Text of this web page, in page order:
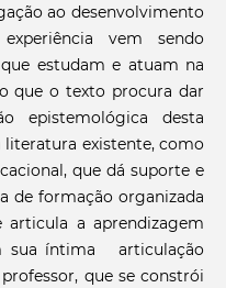
ao desenvolvimento
vem sendo
estudam e atuam na
que o texto procura dar
epistemológica desta
literatura existente, como
que dá suporte e
de formação organizada
a aprendizagem
sua íntima articulação
que se constrói